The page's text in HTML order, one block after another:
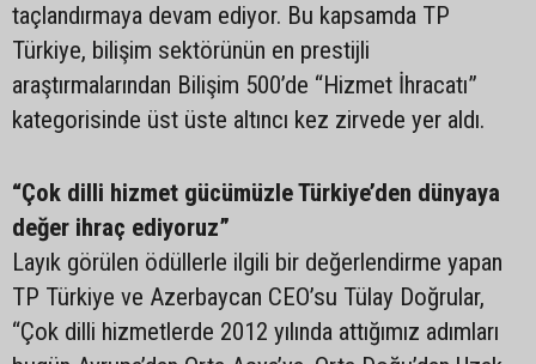
taçlandırmaya devam ediyor. Bu kapsamda TP
Türkiye, bilişim sektörünün en prestijli
araştırmalarından Bilişim 500’de “Hizmet İhracatı”
kategorisinde üst üste altıncı kez zirvede yer aldı.
“Çok dilli hizmet gücümüzle Türkiye’den dünyaya
değer ihraç ediyoruz”
Layık görülen ödüllerle ilgili bir değerlendirme yapan
TP Türkiye ve Azerbaycan CEO’su Tülay Doğrular,
“Çok dilli hizmetlerde 2012 yılında attığımız adımları